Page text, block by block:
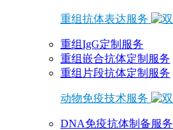
重组抗体表达服务
重组IgG定制服务
重组嵌合抗体定制服务
重组片段抗体定制服务
动物免疫技术服务
DNA免疫抗体制备服务